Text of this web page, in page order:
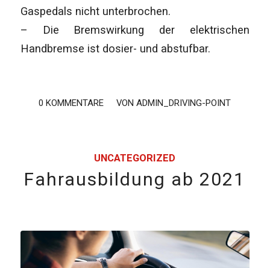
Gaspedals nicht unterbrochen.
– Die Bremswirkung der elektrischen
Handbremse ist dosier- und abstufbar.
0 KOMMENTARE
/ VONADMIN_DRIVING-POINT
UNCATEGORIZED
Fahrausbildung ab 2021